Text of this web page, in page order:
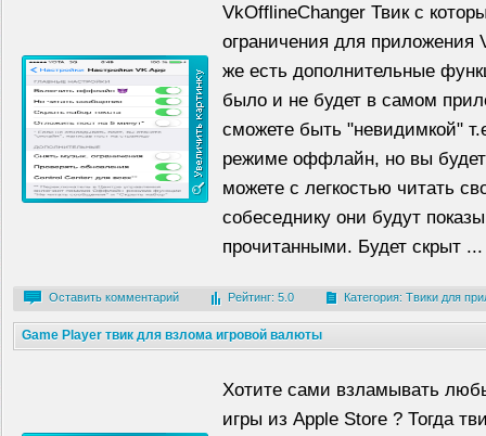
VkOfflineChanger Твик с
ограничения для приложения
же есть дополнительные
было и не будет в самом
сможете быть "невидимкой"
режиме оффлайн, но вы
можете с легкостью читать
собеседнику они будут
прочитанными. Будет скрыт ...
Оставить комментарий Рейтинг: 5.0 Категория: Твики для
Game Player твик для взлома игровой валюты
Хотите сами взламывать
игры из Apple Store ? Тогда